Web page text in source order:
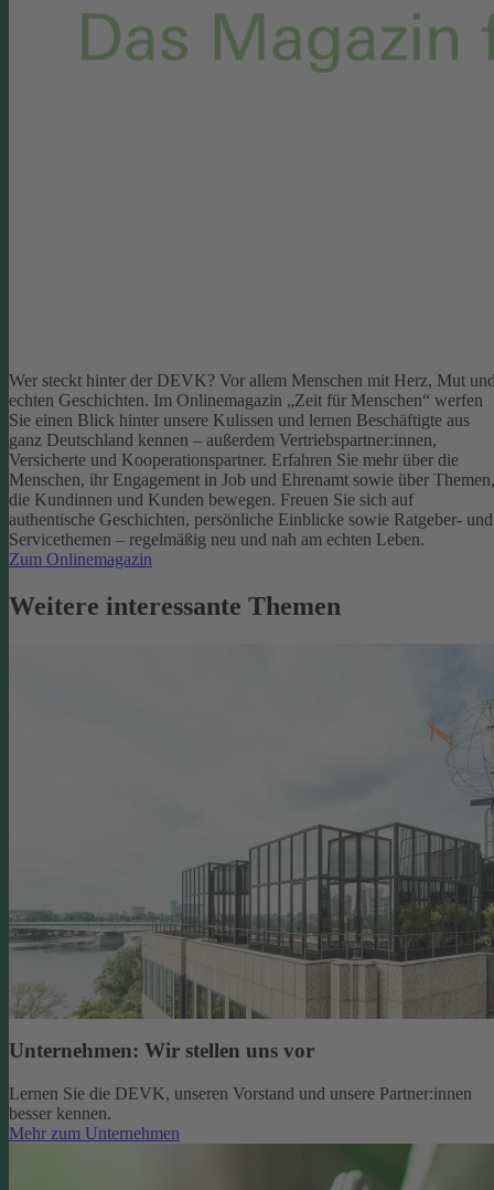
Wer steckt hinter der DEVK? Vor allem Menschen mit Herz, Mut
echten Geschichten. Im Onlinemagazin „Zeit für Menschen“ werfen
Sie einen Blick hinter unsere Kulissen und lernen Beschäftigte aus
ganz Deutschland kennen – außerdem Vertriebspartner:innen,
Versicherte und Kooperationspartner. Erfahren Sie mehr über die
Menschen, ihr Engagement in Job und Ehrenamt sowie über Themen,
die Kundinnen und Kunden bewegen. Freuen Sie sich auf
authentische Geschichten, persönliche Einblicke sowie Ratgeber- und
Servicethemen – regelmäßig neu und nah am echten Leben.
Zum Onlinemagazin
Weitere interessante Themen
Unternehmen: Wir stellen uns vor
Lernen Sie die DEVK, unseren Vorstand und unsere Partner:innen
besser kennen.
Mehr zum Unternehmen